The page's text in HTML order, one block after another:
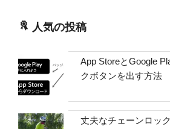
人気の投稿
App StoreとGoogle
クボタンを出す方法
丈夫なチェーンロッ